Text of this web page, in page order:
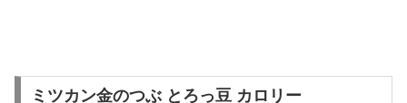
ミツカン金のつぶ とろっ豆 カロリー